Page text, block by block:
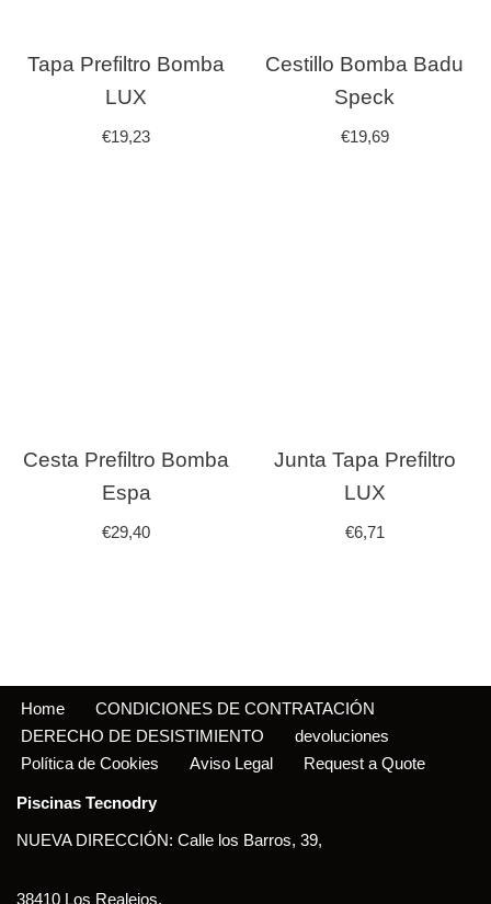
Tapa Prefiltro Bomba
LUX
€19,23
Cestillo Bomba Badu
Speck
€19,69
Cesta Prefiltro Bomba
Espa
€29,40
Junta Tapa Prefiltro
LUX
€6,71
Home
CONDICIONES DE CONTRATACIÓN
DERECHO DE DESISTIMIENTO
devoluciones
Política de Cookies
Aviso Legal Request a Quote
Piscinas Tecnodry
NUEVA DIRECCIÓN: Calle los Barros, 39,
38410 Los Realejos,